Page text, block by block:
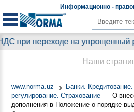
Информационно -
при переходе на упрощенный
www.norma.uz
Банки.
регулирование. Страхование
О
дополнения в Положение о порядке
Наши